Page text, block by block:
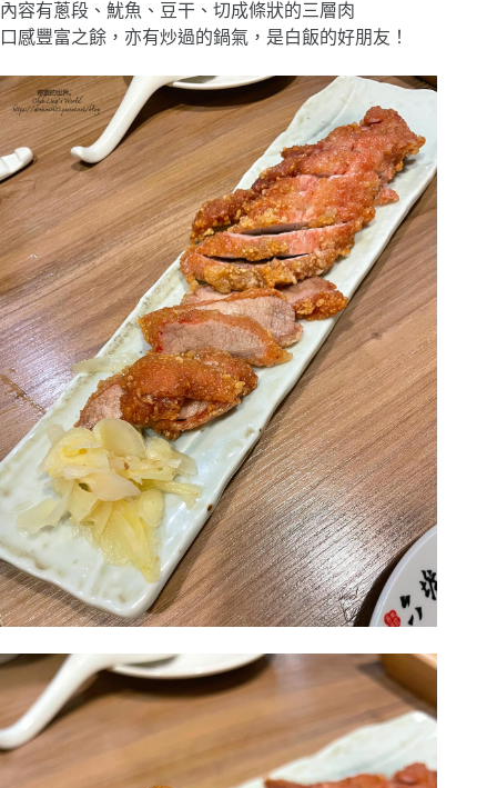
內容有蔥段、魷魚、豆干、切成條狀的三層肉
口感豐富之餘，亦有炒過的鍋氣，是白飯的好朋友！